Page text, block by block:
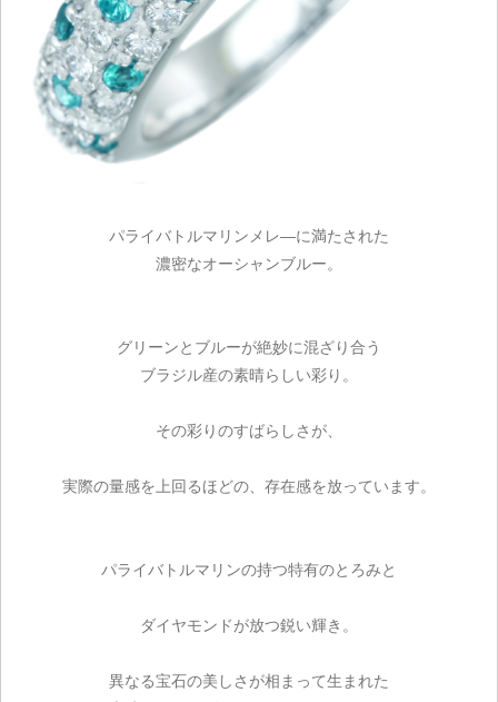
パライバトルマリンメレ―に満たされた
濃密なオーシャンブルー。
グリーンとブルーが絶妙に混ざり合う
ブラジル産の素晴らしい彩り。
その彩りのすばらしさが、
実際の量感を上回るほどの、存在感を放っています。
パライバトルマリンの持つ特有のとろみと
ダイヤモンドが放つ鋭い輝き。
異なる宝石の美しさが相まって生まれた